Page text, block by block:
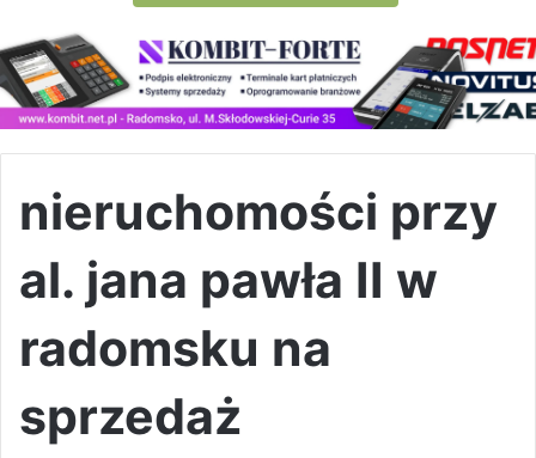
nieruchomości przy
al. jana pawła II w
radomsku na
sprzedaż